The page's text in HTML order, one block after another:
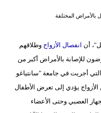
بالأمراض المختلفة
أن انفصال الأزواجوطلاقهم
للإصابة بالأمراض أكبر من
أجريت في جامعة "سانتياغو
الأزواج يؤدي إلى تعرض الأطفال
العصبي وحتى الأعضاء